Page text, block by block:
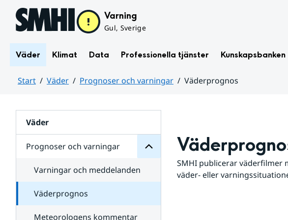
Hoppa till sidans innehåll Varning
Gul, Sverige
Väder Klimat Data Professionella tjänster Kunskapsbanken
Start Väder Prognoser och varningar
Väderprognos
Väder
Prognoser och varningar
för
varningar
Varningar och meddelanden
Väderprognos
Meteorologens kommentar
SMHI publicerar väderfilmer
väder- eller